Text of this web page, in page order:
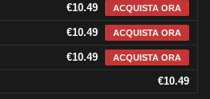
€10.49 ACQUISTA ORA
€10.49 ACQUISTA ORA
€10.49 ACQUISTA ORA
€10.49